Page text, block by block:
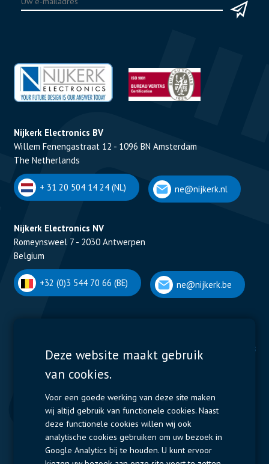
Nijkerk Electronics BV
Willem Fenengastraat 12 - 1096 BN Amsterdam
The Netherlands
+ 31 20 504 14 24 (NL) ne@nijkerk.nl
Nijkerk Electronics NV
Romeynsweel 7 - 2030 Antwerpen
Belgium
+32 (0)3 544 70 66 (BE) ne@nijkerk.be
Display Solutions
Displays
Power Solutions
Contactors & Fuses
Measurement
Resistors
Deze website maakt gebruik
van cookies.
Voor een goede werking van deze site maken
wij altijd gebruik van functionele cookies. Naast
deze functionele cookies willen wij ook
analytische cookies gebruiken om uw bezoek in
Google Analytics bij te houden. U kunt ervoor